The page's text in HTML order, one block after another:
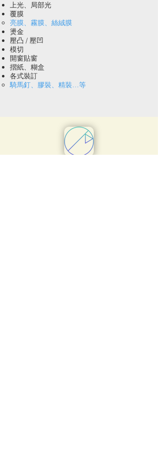
上光、局部光
覆膜
亮膜、霧膜、絲絨膜
燙金
壓凸 / 壓凹
模切
開窗貼窗
摺紙、糊盒
各式裝訂
騎馬釘、膠裝、精裝…等